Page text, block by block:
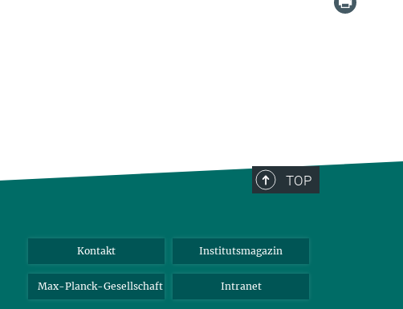
TOP
Kontakt Institutsmagazin
Max-Planck-Gesellschaft Intranet